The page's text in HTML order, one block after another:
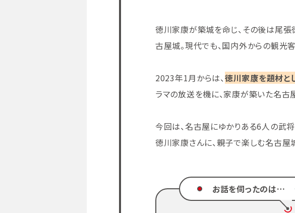
徳川家康が築城を命じ、その後は尾
古屋城。現代でも、国内外からの観光
2023年1月からは、徳川家康を題材と
ラマの放送を機に、家康が築いた名古
今回は、名古屋にゆかりある6人の武
徳川家康さんに、親子で楽しむ名古屋
お話を伺ったのは…